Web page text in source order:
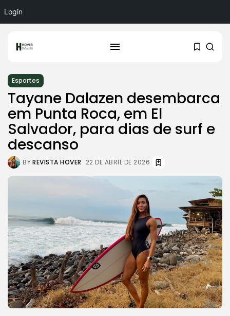
Login
Esportes
Tayane Dalazen desembarca
em Punta Roca, em El
Salvador, para dias de surf e
descanso
BYREVISTA HOVER 22 DE ABRIL DE 2026